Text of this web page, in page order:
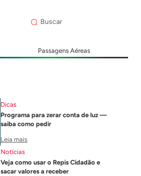
Passagens Aéreas
Dicas
Programa para zerar conta de luz —
saiba como pedir
Leia mais
Notícias
Veja como usar o Repis Cidadão e
sacar valores a receber